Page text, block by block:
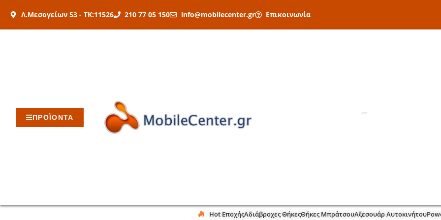
στο
Λ.Μεσογείων 53 - ΤΚ:11526 210 77 05 150 info@mobilecenter.gr Επικοινωνία
ΠΡΟΪΟΝΤΑ
Hot ΕποχήςΑδιάβροχες ΘήκεςΘήκες ΜπράτσουΑξεσουάρ Αυτοκινήτου